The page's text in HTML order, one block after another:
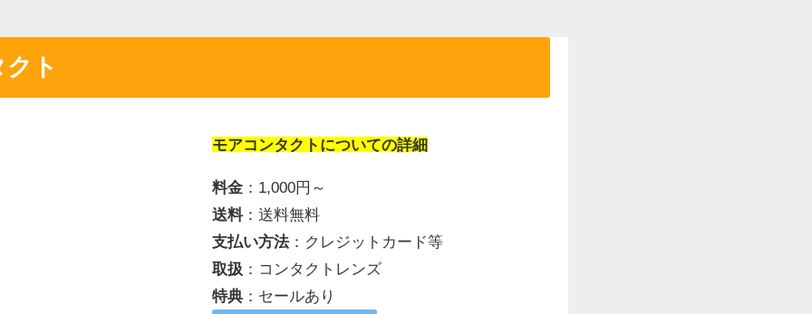
ト
モアコンタクトについての詳細
料金：1,000円～
送料：送料無料
支払い方法：クレジットカード等
取扱 ：コンタクトレンズ
特典：セールあり